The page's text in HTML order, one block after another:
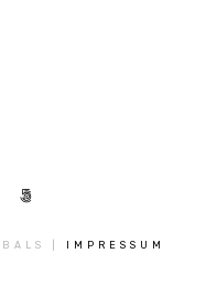
| IMPRESSUM